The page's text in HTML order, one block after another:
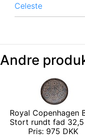
Celeste
Andre
Royal Copenhagen
Stort rundt fad 32,5
Pris: 975 DKK